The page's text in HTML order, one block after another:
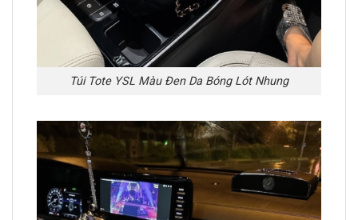
Túi Tote YSL Màu Đen Da Bóng Lót Nhung